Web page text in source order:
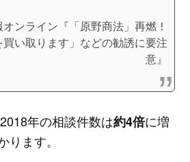
ンライン『「原野商法」再燃！
買い取ります」などの勧誘に要注
意』
年の相談件数は約4倍に増
ります。